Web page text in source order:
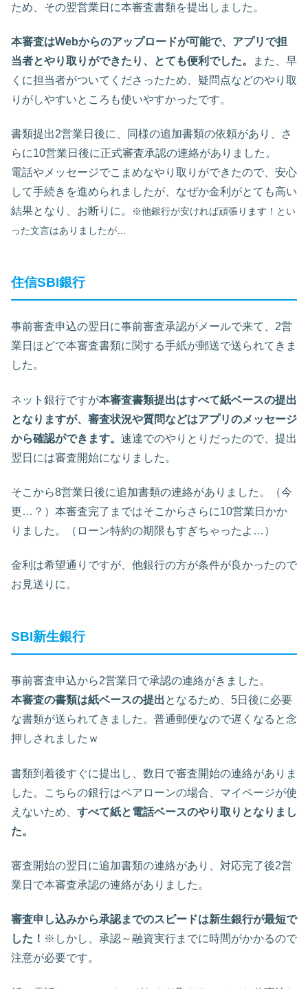
ため、その翌営業日に本審査書類を提出しました。
本審査はWebからのアップロードが可能で、アプリで担
当者とやり取りができたり、とても便利でした。
また、早
くに担当者がついてくださったため、疑問点などのやり取
りがしやすいところも使いやすかったです。
書類提出2営業日後に、同様の追加書類の依頼があり、さ
らに10営業日後に正式審査承認の連絡がありました。
電話やメッセージでこまめなやり取りができたので、安心
して手続きを進められましたが、なぜか金利がとても高い
結果となり、お断りに。
※他銀行が安ければ頑張ります！とい
った文言はありましたが…
住信SBI銀行
事前審査申込の翌日に事前審査承認がメールで来て、2営
業日ほどで本審査書類に関する手紙が郵送で送られてきま
した。
ネット銀行ですが本審査書類提出はすべて紙ベースの提出
となりますが、審査状況や質問などはアプリのメッセージ
から確認ができます。 速達でのやりとりだったので、提出
翌日には審査開始になりました。
そこから8営業日後に追加書類の連絡がありました。（今
更…？）本審査完了まではそこからさらに10営業日かか
りました。（ローン特約の期限もすぎちゃったよ…）
金利は希望通りですが、他銀行の方が条件が良かったので
お見送りに。
SBI新生銀行
事前審査申込から2営業日で承認の連絡がきました。
本審査の書類は紙ベースの提出となるため、5日後に必要
な書類が送られてきました。普通郵便なので遅くなると念
押しされましたｗ
書類到着後すぐに提出し、数日で審査開始の連絡がありま
した。こちらの銀行はペアローンの場合、マイページが使
えないため、 すべて紙と電話ベースのやり取りとなりまし
た。
審査開始の翌日に追加書類の連絡があり、対応完了後2営
業日で本審査承認の連絡がありました。
審査申し込みから承認までのスピードは新生銀行が最短で
した！ ※しかし、承認～融資実行までに時間がかかるので
注意が必要です。